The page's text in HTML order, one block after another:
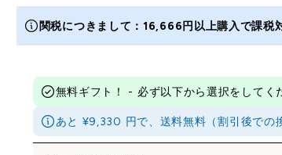
関税につきまして：16,666円以上購入で課税
無料ギフト！ - 必ず以下から選択をしてく
あと ¥9,330 円で、送料無料（割引後での